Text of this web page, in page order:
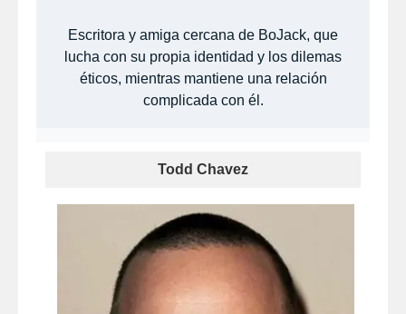
Escritora y amiga cercana de BoJack, que
lucha con su propia identidad y los dilemas
éticos, mientras mantiene una relación
complicada con él.
Todd Chavez